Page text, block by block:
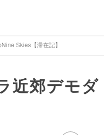
Skies【滞在記】
近郊デモダ